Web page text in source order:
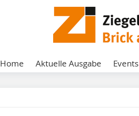
Home Aktuelle Ausgabe Events